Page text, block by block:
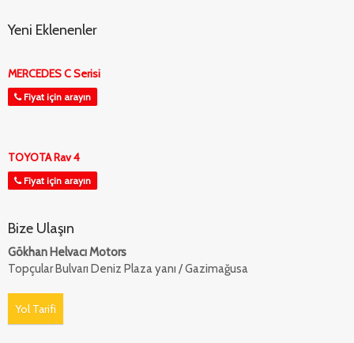
Yeni Eklenenler
MERCEDES C Serisi
Fiyat için arayın
TOYOTA Rav 4
Fiyat için arayın
Bize Ulaşın
Gökhan Helvacı Motors
Topçular Bulvarı Deniz Plaza yanı / Gazimağusa
Yol Tarifi